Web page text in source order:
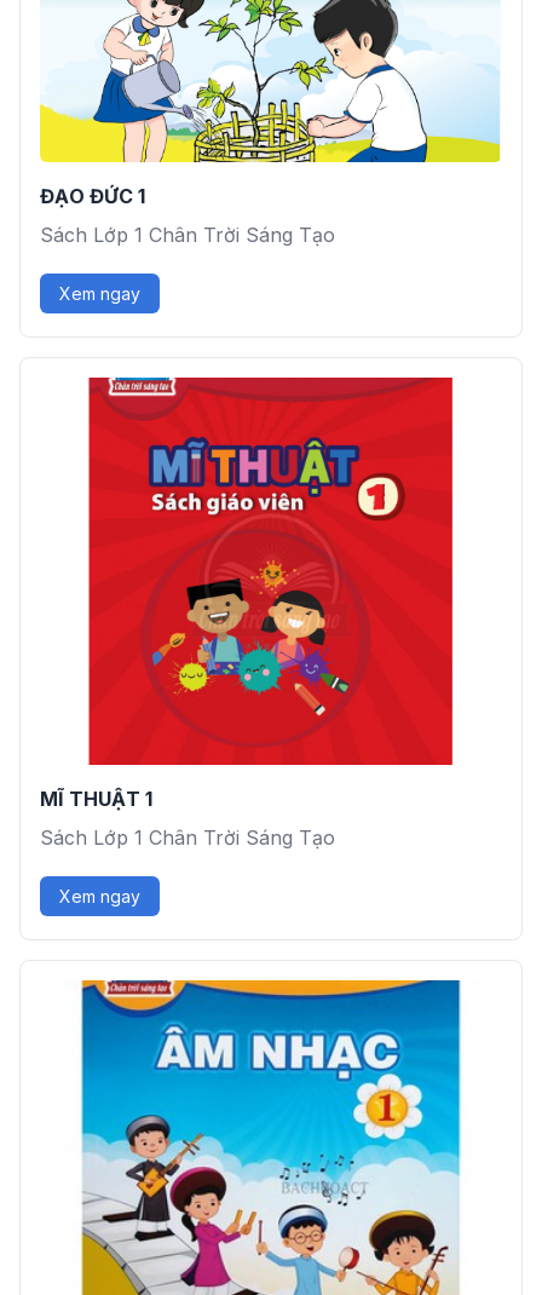
ĐẠO ĐỨC 1
Sách Lớp 1 Chân Trời Sáng Tạo
Xem ngay
MĨ THUẬT 1
Sách Lớp 1 Chân Trời Sáng Tạo
Xem ngay